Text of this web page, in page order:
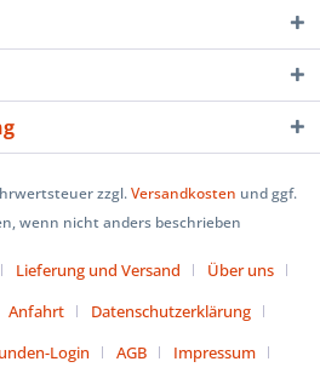
zzgl.Versandkosten und ggf.
wenn nicht anders beschrieben
Lieferung und Versand
Über uns
Anfahrt
Datenschutzerklärung
Login AGB Impressum